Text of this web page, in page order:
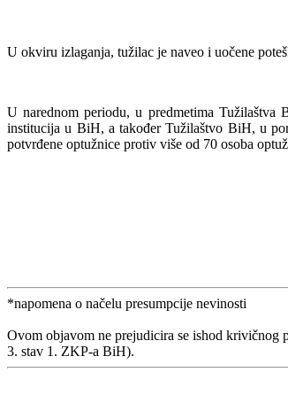
U okviru izlaganja, tužilac je naveo i uočene
U narednom periodu, u predmetima
institucija u BiH, a također Tužilaštvo BiH, u
potvrđene optužnice protiv više od 70 osoba
*napomena o načelu presumpcije nevinosti
Ovom objavom ne prejudicira se ishod krivičnog
3. stav 1. ZKP-a BiH).